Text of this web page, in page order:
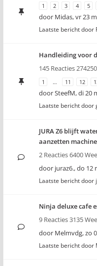
1 2 3 4 5
door Midas,vr 23
Laatste bericht door
Handleiding voor
145 Reacties
1 … 11 12
doorSteefM,di 20
Laatste bericht door
JURA Z6 blijft
aanzetten
2 Reacties 6400
door juraz6.,do 12
Laatste bericht door
Ninja deluxe cafe
9 Reacties 3135
door Melmvdg,zo
Laatste bericht door